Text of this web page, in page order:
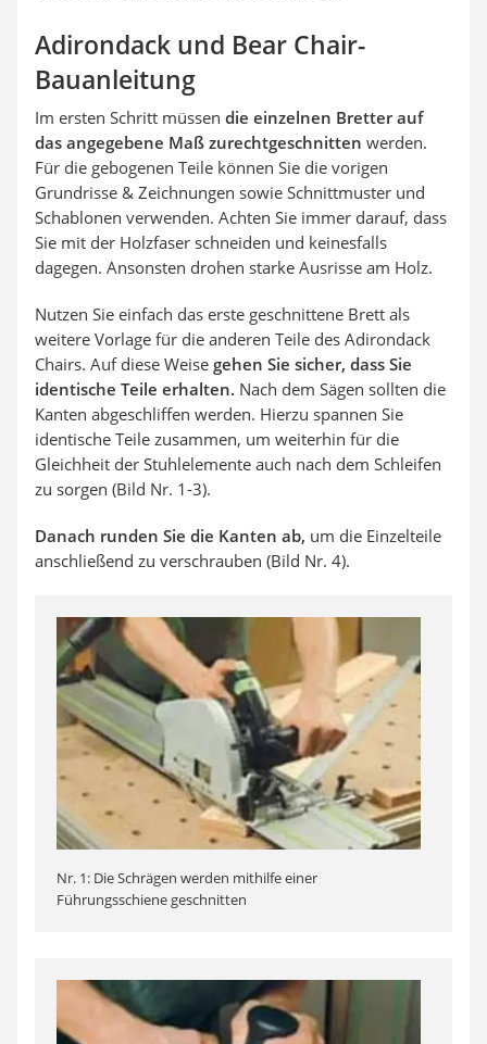
Adirondack und Bear Chair-
Bauanleitung
Im ersten Schritt müssen die einzelnen Bretter auf
das angegebene Maß zurechtgeschnitten werden.
Für die gebogenen Teile können Sie die vorigen
Grundrisse & Zeichnungen sowie Schnittmuster und
Schablonen verwenden. Achten Sie immer darauf, dass
Sie mit der Holzfaser schneiden und keinesfalls
dagegen. Ansonsten drohen starke Ausrisse am Holz.
Nutzen Sie einfach das erste geschnittene Brett als
weitere Vorlage für die anderen Teile des Adirondack
Chairs. Auf diese Weise gehen Sie sicher, dass Sie
identische Teile erhalten. Nach dem Sägen sollten die
Kanten abgeschliffen werden. Hierzu spannen Sie
identische Teile zusammen, um weiterhin für die
Gleichheit der Stuhlelemente auch nach dem Schleifen
zu sorgen (Bild Nr. 1-3).
Danach runden Sie die Kanten ab, um die Einzelteile
anschließend zu verschrauben (Bild Nr. 4).
Nr. 1: Die Schrägen werden mithilfe einer
Führungsschiene geschnitten